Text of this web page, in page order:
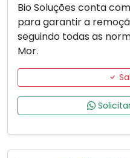
Bio Soluções conta
para garantir a
seguindo todas as
Mor.